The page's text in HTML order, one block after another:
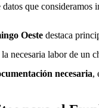
datos que consideramos
Oeste destaca
necesaria labor de un
necesaria,